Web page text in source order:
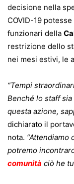
decisione nella
COVID-19
funzionari della
restrizione dello
nei mesi estivi, le
“Tempi
Benché lo staff
questa azione,
dichiarato il
nota. “Attendiamo
potremo
comunità ciò he